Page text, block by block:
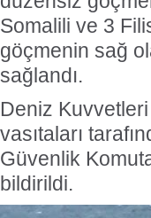
Somalili ve 3
göçmenin sağ
sağlandı.
Deniz Kuvvetleri
vasıtaları
Güvenlik
bildirildi.